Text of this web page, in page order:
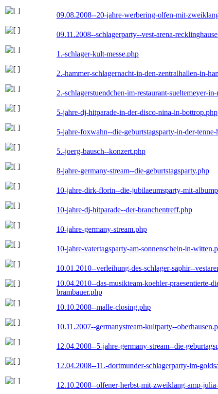
09.08.2008--20-jahre-werbering-olfen-mit-
09.11.2008--schlagerparty--vest-arena-
1.-schlager-kult-messe.php
2.-hammer-schlagernacht-in-den-zentralhallen-in-
2.-schlagerstuendchen-im-restaurant-sueltemeyer-
5-jahre-dj-hitparade-in-der-disco-nina-in-bottrop.php
5-jahre-foxwahn--die-geburtstagsparty-in-der-tenne-
5.-joerg-bausch--konzert.php
8-jahre-germany-stream--die-geburtstagsparty.php
10-jahre-dirk-florin--die-jubilaeumsparty-mit-
10-jahre-dj-hitparade--der-branchentreff.php
10-jahre-germany-stream.php
10-jahre-vatertagsparty-am-sonnenschein-in-
10.01.2010--verleihung-des-schlager-saphir--
10.04.2010--das-musikteam-koehler-praesentierte-
brambauer.php
10.10.2008--malle-closing.php
10.11.2007--germanystream-kultparty--
12.04.2008--5-jahre-germany-stream--die-
12.04.2008--11.-dortmunder-schlagerparty-im-
12.10.2008--olfener-herbst-mit-zweiklang-amp-